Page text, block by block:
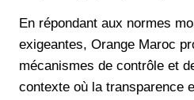
En répondant aux normes
exigeantes, Orange Maroc
mécanismes de contrôle et
contexte où la transparence